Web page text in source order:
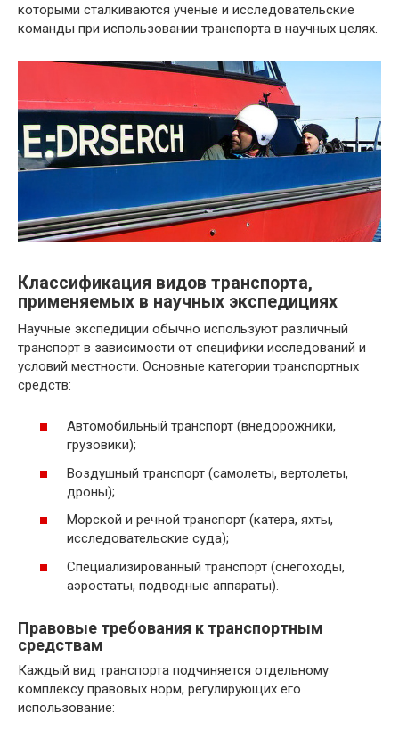
которыми сталкиваются ученые и исследовательские
команды при использовании транспорта в научных целях.
Классификация видов транспорта,
применяемых в научных экспедициях
Научные экспедиции обычно используют различный
транспорт в зависимости от специфики исследований и
условий местности. Основные категории транспортных
средств:
Автомобильный транспорт (внедорожники,
грузовики);
Воздушный транспорт (самолеты, вертолеты,
дроны);
Морской и речной транспорт (катера, яхты,
исследовательские суда);
Специализированный транспорт (снегоходы,
аэростаты, подводные аппараты).
Правовые требования к транспортным
средствам
Каждый вид транспорта подчиняется отдельному
комплексу правовых норм, регулирующих его
использование: